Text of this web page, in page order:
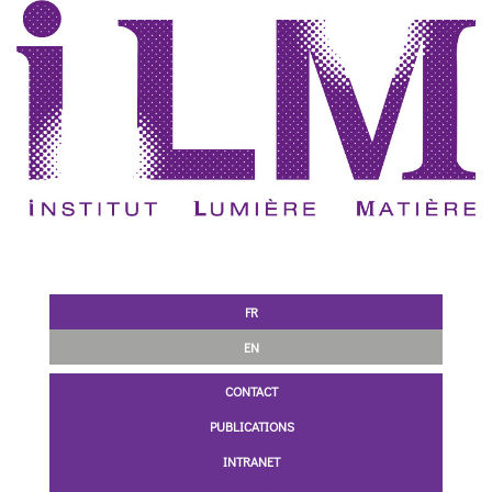
FR
EN
CONTACT
PUBLICATIONS
INTRANET